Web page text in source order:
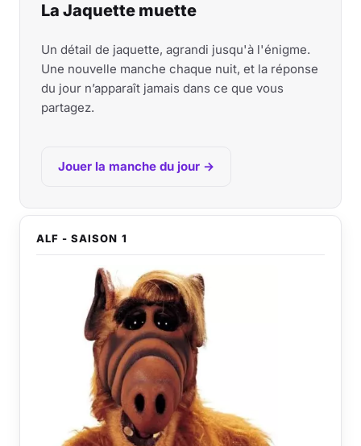
La Jaquette muette
Un détail de jaquette, agrandi jusqu'à l'énigme.
Une nouvelle manche chaque nuit, et la réponse
du jour n’apparaît jamais dans ce que vous
partagez.
Jouer la manche du jour →
ALF - SAISON 1